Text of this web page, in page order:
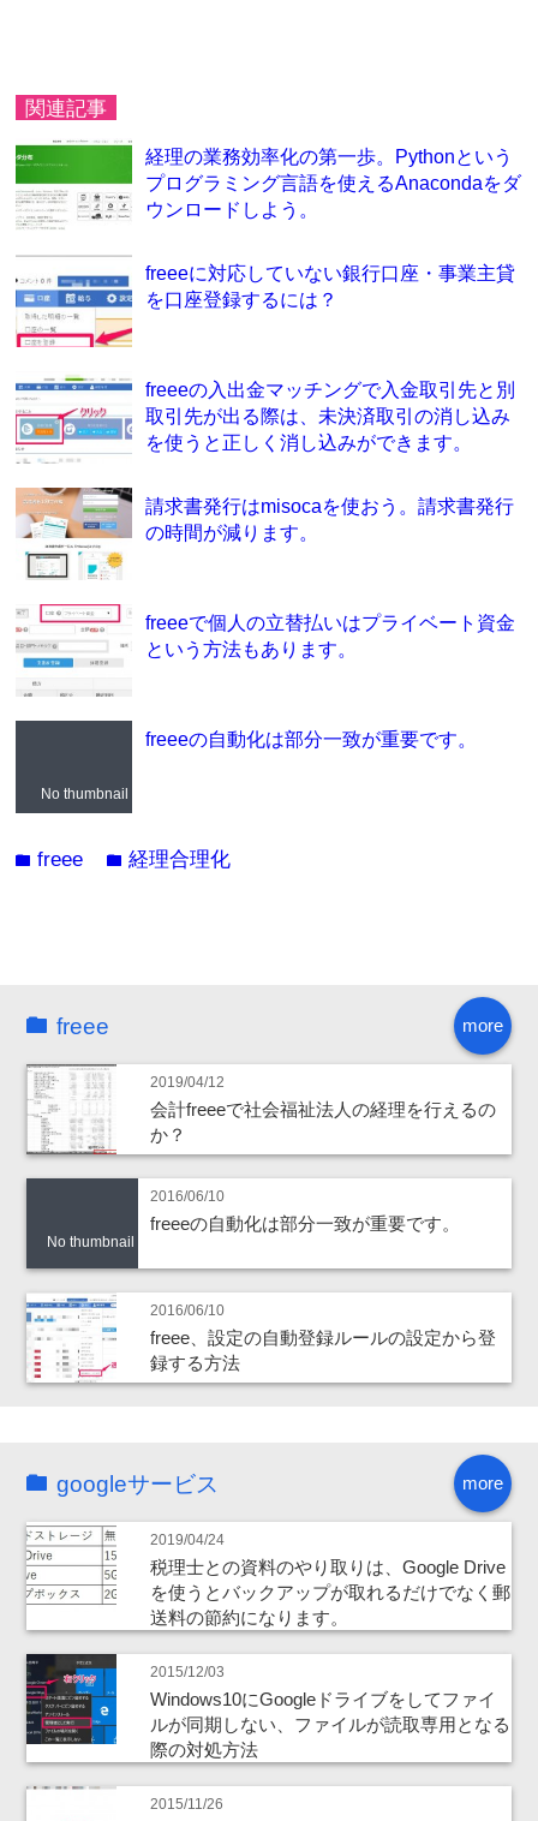
関連記事
経理の業務効率化の第一歩。Pythonという
プログラミング言語を使えるAnacondaをダ
ウンロードしよう。
freeeに対応していない銀行口座・事業主貸
を口座登録するには？
freeeの入出金マッチングで入金取引先と別
取引先が出る際は、未決済取引の消し込み
を使うと正しく消し込みができます。
請求書発行はmisocaを使おう。請求書発行
の時間が減ります。
freeeで個人の立替払いはプライベート資金
という方法もあります。
No thumbnail
freeeの自動化は部分一致が重要です。
folderfreee folder経理合理化
more
freee
2019/04/12
会計freeeで社会福祉法人の経理を行えるの
か？
No thumbnail
2016/06/10
freeeの自動化は部分一致が重要です。
2016/06/10
freee、設定の自動登録ルールの設定から登
録する方法
more
googleサービス
2019/04/24
税理士との資料のやり取りは、Google Drive
を使うとバックアップが取れるだけでなく郵
送料の節約になります。
2015/12/03
Windows10にGoogleドライブをしてファイ
ルが同期しない、ファイルが読取専用となる
際の対処方法
2015/11/26